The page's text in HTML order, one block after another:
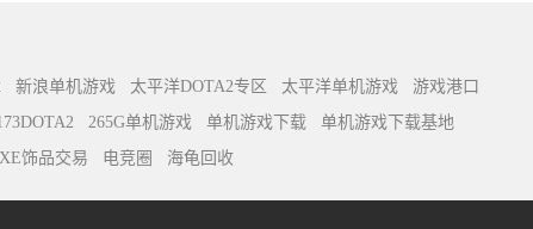
新浪单机游戏 太平洋DOTA2专区 太平洋单机游戏
游戏港口
265G单机游戏 单机游戏下载
单机游戏下载基地
饰品交易 电竞圈 海龟回收